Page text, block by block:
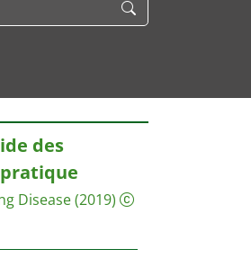
des
Disease (2019)